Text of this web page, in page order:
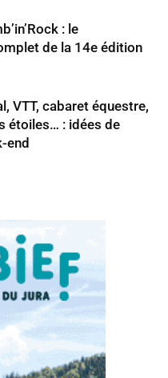
: le
de la 14e édition
VTT, cabaret équestre,
étoiles… : idées de
end